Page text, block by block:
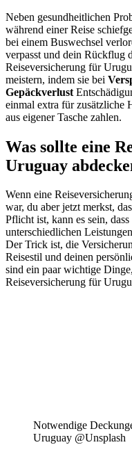
Neben gesundheitlichen
während einer Reise
bei einem Buswechsel
verpasst und dein Rückflug
Reiseversicherung für
meistern, indem sie bei
Gepäckverlust
einmal extra für zusätzliche
aus eigener Tasche zahlen.
Was sollte eine
Uruguay
Wenn eine
war, du aber jetzt merkst,
Pflicht ist, kann es sein,
unterschiedlichen
Der Trick ist, die
Reisestil und deinen
sind ein paar wichtige
Reiseversicherung für
Notwendige
Uruguay @Unsplash